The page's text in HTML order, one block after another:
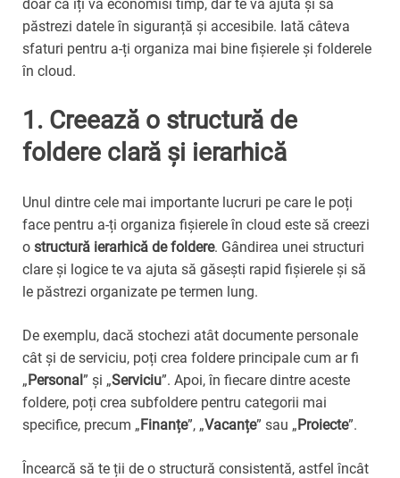
doar că îți va economisi timp, dar te va ajuta și să
păstrezi datele în siguranță și accesibile. Iată câteva
sfaturi pentru a-ți organiza mai bine fișierele și folderele
în cloud.
1. Creează o structură de
foldere clară și ierarhică
Unul dintre cele mai importante lucruri pe care le poți
face pentru a-ți organiza fișierele în cloud este să creezi
o structură ierarhică de foldere. Gândirea unei structuri
clare și logice te va ajuta să găsești rapid fișierele și să
le păstrezi organizate pe termen lung.
De exemplu, dacă stochezi atât documente personale
cât și de serviciu, poți crea foldere principale cum ar fi
„Personal” și „Serviciu”. Apoi, în fiecare dintre aceste
foldere, poți crea subfoldere pentru categorii mai
specifice, precum „Finanțe”, „Vacanțe” sau „Proiecte”.
Încearcă să te ții de o structură consistentă, astfel încât